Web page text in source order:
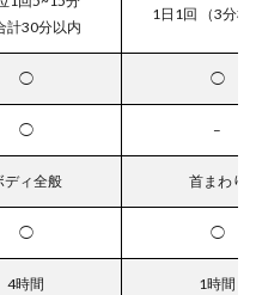
計30分以内
1日1回 （3分
◯ ◯
◯ –
ディ全般 首まわり
◯ ◯
4時間 1時間